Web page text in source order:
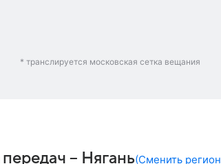
* транслируется московская сетка вещания
– Нягань(Сменить регион